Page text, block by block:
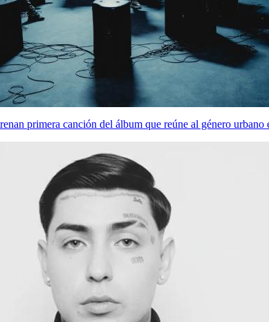
primera canción del álbum que reúne al género urbano